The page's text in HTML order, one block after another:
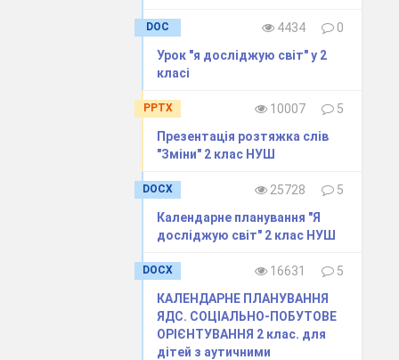
DOC 4434
0
Урок "я досліджую світ" у 2
класі
PPTX 10007
5
Презентація розтяжка слів
"Зміни" 2 клас НУШ
DOCX 25728
5
Календарне планування "Я
досліджую світ" 2 клас НУШ
DOCX 16631
5
КАЛЕНДАРНЕ ПЛАНУВАННЯ
ЯДС. СОЦІАЛЬНО-ПОБУТОВЕ
ОРІЄНТУВАННЯ 2 клас. для
дітей з аутичними